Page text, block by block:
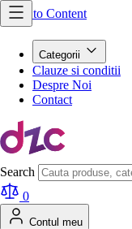
Skip to Content
Categorii
Clauze si conditii
Despre Noi
Contact
Search
0
Contul meu